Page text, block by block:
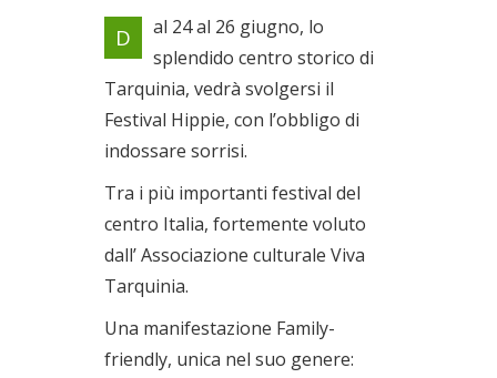
Tre giorni di pace, musica,
artigianato, arte circense
Dal 24/06/2022 al
26/06/2022
D
al 24 al 26 giugno, lo
splendido centro storico di
Tarquinia, vedrà svolgersi il
Festival Hippie, con l’obbligo di
indossare sorrisi.
Tra i più importanti festival del
centro Italia, fortemente voluto
dall’ Associazione culturale Viva
Tarquinia.
Una manifestazione Family-
friendly, unica nel suo genere: